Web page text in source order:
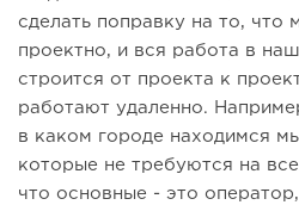
сделать поправку на то, что
проектно, и вся работа в
строится от проекта к
работают удаленно.
в каком городе находимся
которые не требуются на
что основные - это